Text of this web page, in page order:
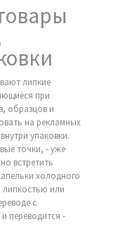
липкие
при
образцов и
на рекламных
упаковки.
точки, - уже
встретить
холодного
липкостью или
с
переводится -